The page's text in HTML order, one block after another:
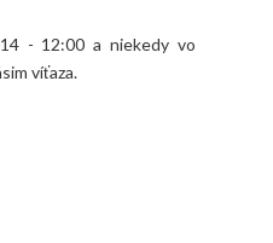
- 12:00 a niekedy vo
víťaza.